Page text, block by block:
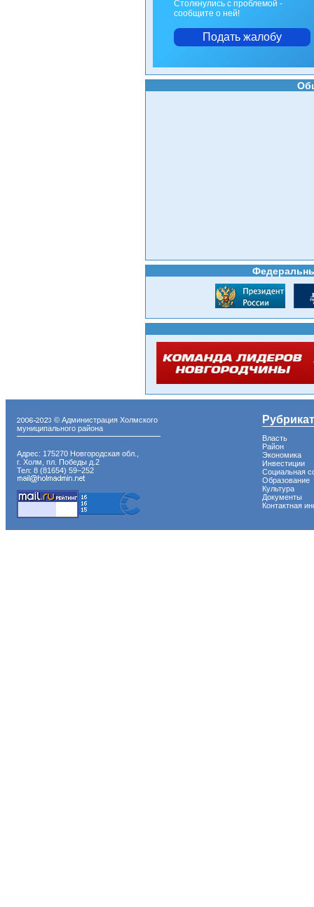
Столкнулись с проблемой -
сообщите о ней!
Подать жалобу
© Администрация Холмского
муниципального района
Адрес: 175270 Новгородская обл.,
г. Холм, пл. Победы д.2
Тел: 8 (81654) 59−252
Власть
Район
Экономика
Инвестиции
Социальная
Образование
Культура
Документы
Контактная